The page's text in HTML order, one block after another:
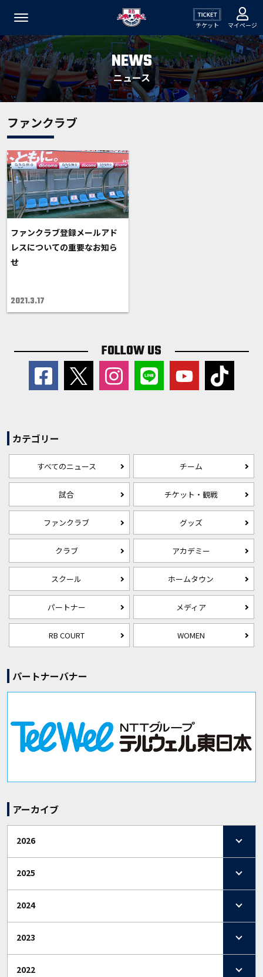
チケット マイページ
NEWS
ニュース
ファンクラブ
ファンクラブ登録メールアド
レスについての重要なお知ら
せ
2021.3.17
FOLLOW US
カテゴリー
すべてのニュース チーム
試合 チケット・観戦
ファンクラブ グッズ
クラブ アカデミー
スクール ホームタウン
パートナー メディア
RB COURT WOMEN
パートナーバナー
アーカイブ
2026
2025
2024
2023
2022